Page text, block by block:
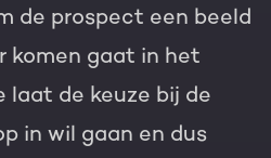
de prospect een beeld
komen gaat in het
de keuze bij de
in wil gaan en dus